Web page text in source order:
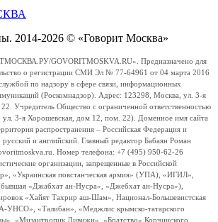
2014-2026 © «Говорит Москва»
GOVORITMOSKVA.RU». Предназначено для
о регистрации СМИ Эл № 77-64961 от 04 марта 2016
по надзору в сфере связи, информационных
(Роскомнадзор). Адрес: 123298, Москва, ул. 3-я
Учредитель Общество с ограниченной ответственностью
3-я Хорошевская, дом 12, пом. 22). Доменное имя сайта
распространения – Российская Федерация и
и английский. Главный редактор Бабаян Роман
Номер телефона: +7 (495) 950-62-26
организации, запрещенные в Российской
«Украинская повстанческая армия» (УПА), «ИГИЛ»,
«Джабхат ан-Нусра», «Джебхат ан-Нусра»),
«Хайят Тахрир аш-Шам», Национал-Большевистская
УНСО», «Талибан», «Меджлис крымско-татарского
«Мизантропик Дивижн», «Братство» Корчинского,